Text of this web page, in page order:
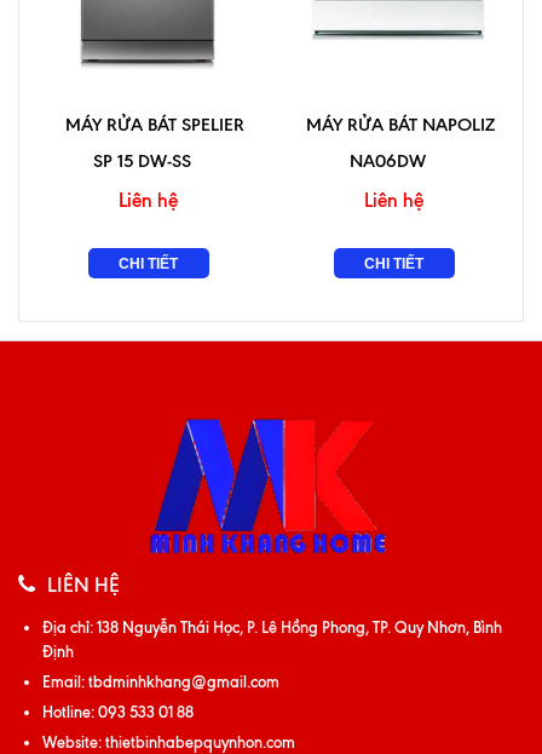
MÁY RỬA BÁT SPELIER
SP 15 DW-SS
Liên hệ
CHI TIẾT
MÁY RỬA BÁT NAPOLIZ
NA06DW
Liên hệ
CHI TIẾT
LIÊN HỆ
Địa chỉ:138 Nguyễn Thái Học, P. Lê Hồng Phong, TP. Quy Nhơn, Bình
Định
Email:tbdminhkhang@gmail.com
Hotline:093 533 01 88
Website:thietbinhabepquynhon.com